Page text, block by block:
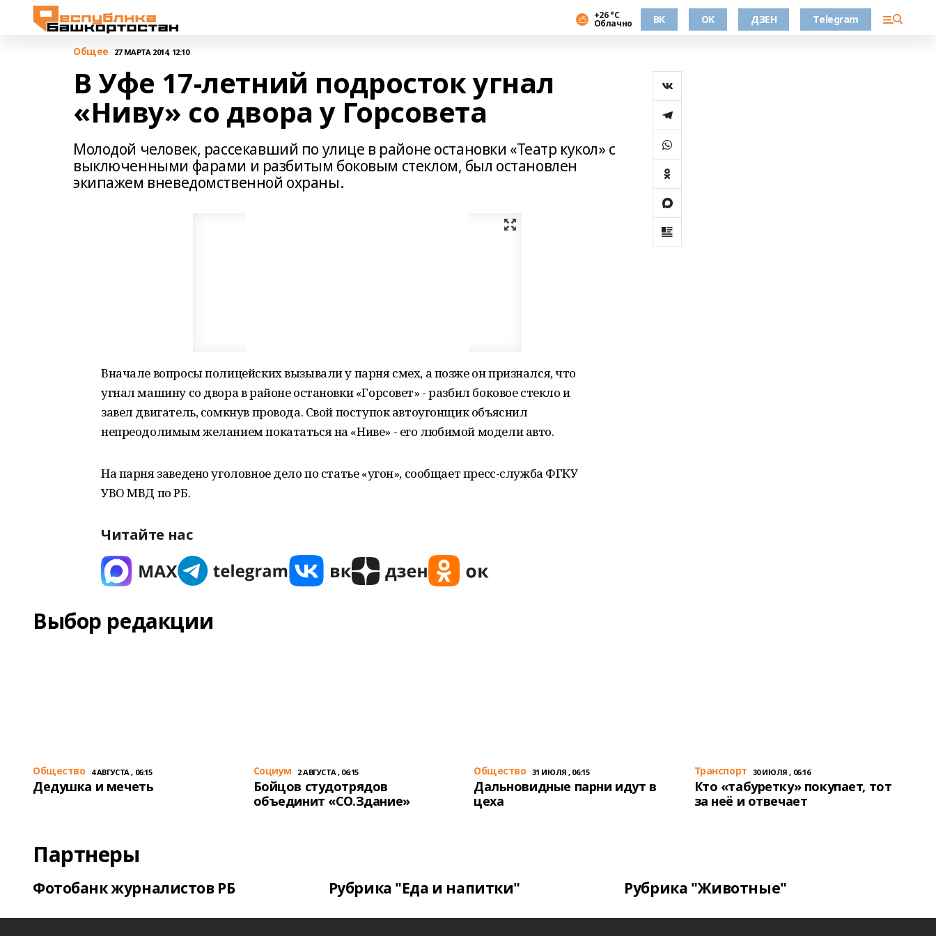
+26 °С
Облачно ВК OK ДЗЕН Telegram
Общее 27 МАРТА 2014, 12:10
В Уфе 17-летний подросток угнал
«Ниву» со двора у Горсовета
Молодой человек, рассекавший по улице в районе остановки «Театр кукол» с
выключенными фарами и разбитым боковым стеклом, был остановлен
экипажем вневедомственной охраны.
Вначале вопросы полицейских вызывали у парня смех, а позже он признался, что
угнал машину со двора в районе остановки «Горсовет» - разбил боковое стекло и
завел двигатель, сомкнув провода. Свой поступок автоугонщик объяснил
непреодолимым желанием покататься на «Ниве» - его любимой модели авто.
На парня заведено уголовное дело по статье «угон», сообщает пресс-служба ФГКУ
УВО МВД по РБ.
Читайте нас
Выбор редакции
Общество 4 АВГУСТА , 06:15
Дедушка и мечеть
Cоциум 2 АВГУСТА , 06:15
Бойцов студотрядов
объединит «СО.Здание»
Общество 31 ИЮЛЯ , 06:15
Дальновидные парни идут в
цеха
Транспорт 30 ИЮЛЯ , 06:16
Кто «табуретку» покупает, тот
за неё и отвечает
Партнеры
Фотобанк журналистов РБ Рубрика "Еда и напитки" Рубрика "Животные"